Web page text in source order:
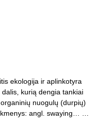
ekologija ir aplinkotyra
kurią dengia tankiai
nuogulų (durpių)
angl. swaying… …